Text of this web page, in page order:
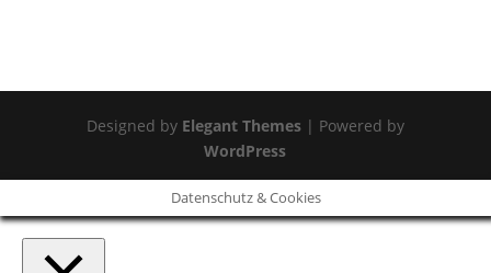
Designed by Elegant Themes| Powered by
WordPress
Datenschutz & Cookies